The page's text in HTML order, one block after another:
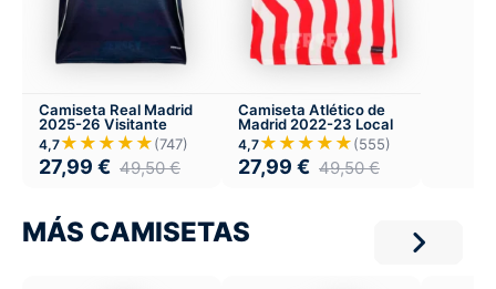
Camiseta Real Madrid
2025-26 Visitante
4,7★★★★★(747)
27,99 € 49,50€
Camiseta Atlético de
Madrid 2022-23 Local
4,7★★★★★(555)
27,99 € 49,50€
MÁS CAMISETAS